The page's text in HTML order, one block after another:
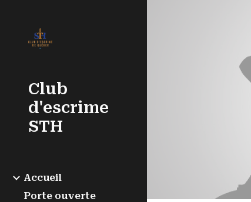
Club
d'escrime
STH
Accueil
Porte ouverte